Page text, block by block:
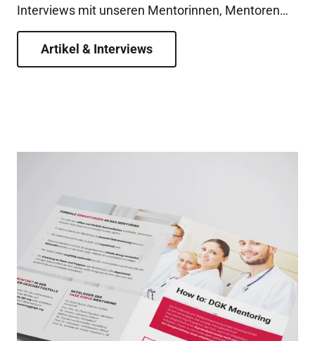
Interviews mit unseren Mentorinnen, Mentoren
und Mentees.
Artikel & Interviews